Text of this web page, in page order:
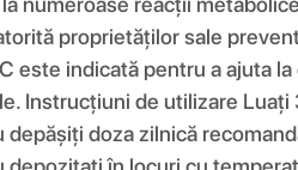
proprietăților sale
este indicată pentru a ajuta
Instrucțiuni de utilizare
doza zilnică